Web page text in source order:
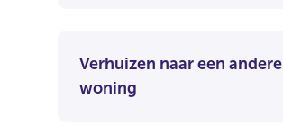
Verhuizen naar een andere
woning